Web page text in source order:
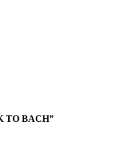
TO BACH”